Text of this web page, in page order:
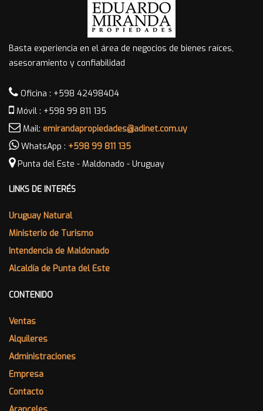
Basta experiencia en el área de negocios de bienes raíces,
asesoramiento y confiabilidad
Oficina : +598 42498404
Móvil : +598 99 811 135
Mail: emirandapropiedades@adinet.com.uy
WhatsApp : +598 99 811 135
Punta del Este - Maldonado - Uruguay
LINKS DE INTERÉS
Uruguay Natural
Ministerio de Turismo
Intendencia de Maldonado
Alcaldía de Punta del Este
CONTENIDO
Ventas
Alquileres
Administraciones
Empresa
Contacto